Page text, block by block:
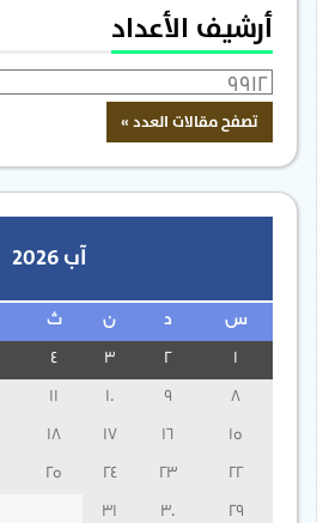
أرشيف الأعداد
آب 2026
س ن ث
3
15
16
17
18
22
23
24
25
29
30
31